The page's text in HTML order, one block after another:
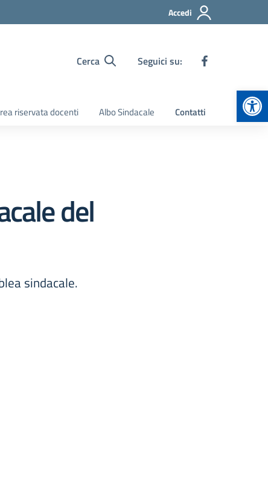
Accedi
Cerca Seguici su:
riservata docenti Albo Sindacale Contatti
del
sindacale.